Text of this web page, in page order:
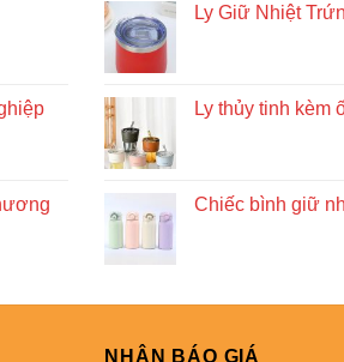
Ly Giữ Nhiệt
Ly thủy tinh kèm
Chiếc bình giữ
NHẬN BÁO GIÁ